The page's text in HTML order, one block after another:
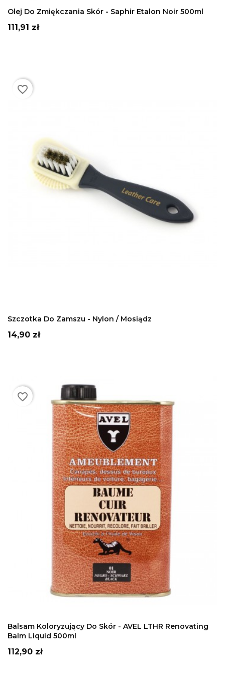
Olej Do Zmiękczania Skór - Saphir Etalon Noir 500ml
Cena
111,91 zł
Szczotka Do Zamszu - Nylon / Mosiądz
Cena
14,90 zł
favorite_border
Balsam Koloryzujący Do Skór - AVEL LTHR Renovating
Balm Liquid 500ml
Cena
112,90 zł
favorite_border